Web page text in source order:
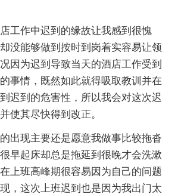
工作中迟到的缘故让我感到很愧
没能够做到按时到岗着实容易让领
因为迟到导致当天的酒店工作受到
事情，既然如此就得吸取教训并在
迟到的危害性，所以我会对这次迟
使其尽快得到改正。
出现主要还是愿意我做事比较拖沓
早起床却总是拖延到很晚才会洗漱
上班高峰期很容易因为自己的问题
，这次上班迟到也是因为我出门太